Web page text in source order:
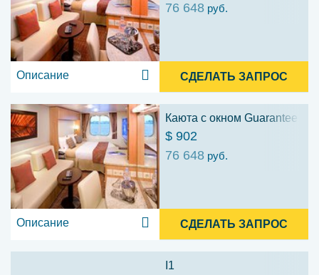
76 648 руб.
Описание СДЕЛАТЬ ЗАПРОС
Каюта с окном Guarantee (Y)
$ 902
76 648 руб.
Описание СДЕЛАТЬ ЗАПРОС
I1